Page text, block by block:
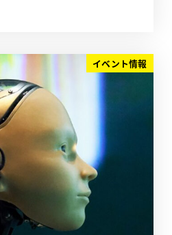
イベント情報